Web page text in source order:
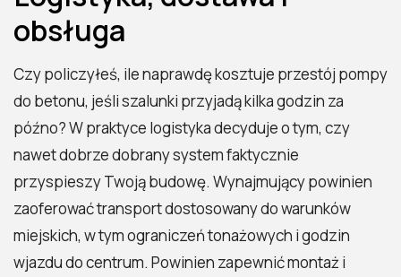
obsługa
Czy policzyłeś, ile naprawdę kosztuje przestój pompy
do betonu, jeśli szalunki przyjadą kilka godzin za
późno? W praktyce logistyka decyduje o tym, czy
nawet dobrze dobrany system faktycznie
przyspieszy Twoją budowę. Wynajmujący powinien
zaoferować transport dostosowany do warunków
miejskich, w tym ograniczeń tonażowych i godzin
wjazdu do centrum. Powinien zapewnić montaż i